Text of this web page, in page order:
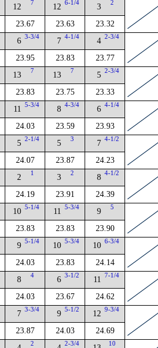
12 7
23.67
12 6-1/4
23.63
3 2
23.32
6 3-3/4
23.95
7 4-1/4
23.83
4 2-3/4
23.77
13 7
23.83
13 7
23.75
5 2-3/4
23.33
11 5-3/4
24.03
8 4-3/4
23.59
6 4-1/4
23.93
5 2-1/4
24.07
5 3
23.87
7 4-1/2
24.23
2 1
24.19
3 2
23.91
8 4-1/2
24.39
10 5-1/4
23.83
11 5-3/4
23.83
9 5
23.90
9 5-1/4
24.03
10 5-3/4
23.83
10 6-3/4
24.14
8 4
24.03
6 3-1/2
23.67
11 7-1/4
24.62
7 3-3/4
23.87
9 5-1/2
24.03
12 9-3/4
24.69
2 2-3/4 10